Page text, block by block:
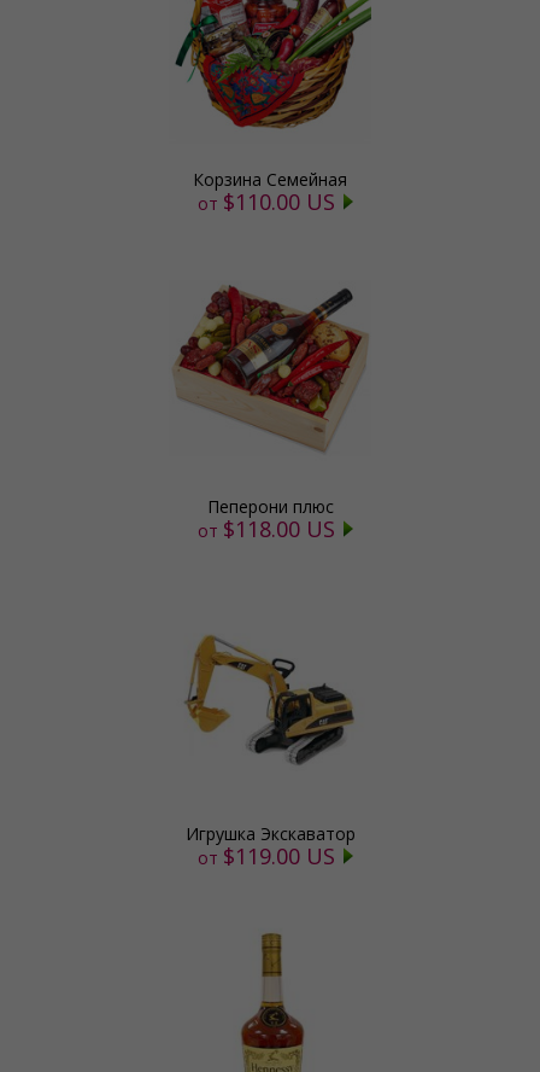
Корзина Семейная
от $110.00 US
Пеперони плюс
от $118.00 US
Игрушка Экскаватор
от $119.00 US